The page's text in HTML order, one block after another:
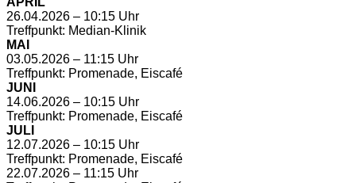
26.04.2026 – 10:15 Uhr
Treffpunkt: Median-Klinik
MAI
03.05.2026 – 11:15 Uhr
Treffpunkt: Promenade, Eiscafé
JUNI
14.06.2026 – 10:15 Uhr
Treffpunkt: Promenade, Eiscafé
JULI
12.07.2026 – 10:15 Uhr
Treffpunkt: Promenade, Eiscafé
22.07.2026 – 11:15 Uhr